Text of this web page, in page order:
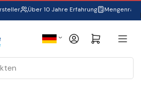
Über 10 Jahre Erfahrung
S
p
r
AnmeldenMini-Warenkorb öffnen